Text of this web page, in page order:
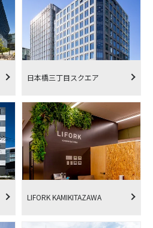
日本橋三丁目スクエア
LIFORK KAMIKITAZAWA